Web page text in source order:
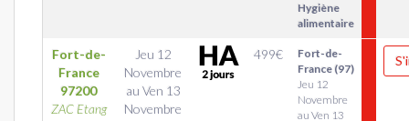
Hygiène
alimentaire
Fort-de-
France
97200
ZAC Etang
Jeu 12
Novembre
au Ven 13
Novembre
499€
Fort-de-
France (97)
Jeu 12
Novembre
au Ven 13